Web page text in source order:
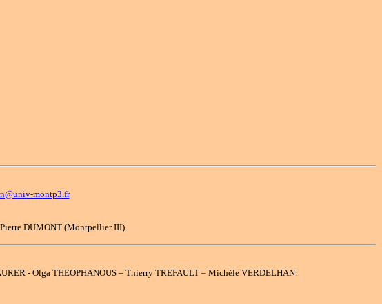
montp3.fr
DUMONT (Montpellier III).
- Olga THEOPHANOUS – Thierry TREFAULT – Michèle VERDELHAN.